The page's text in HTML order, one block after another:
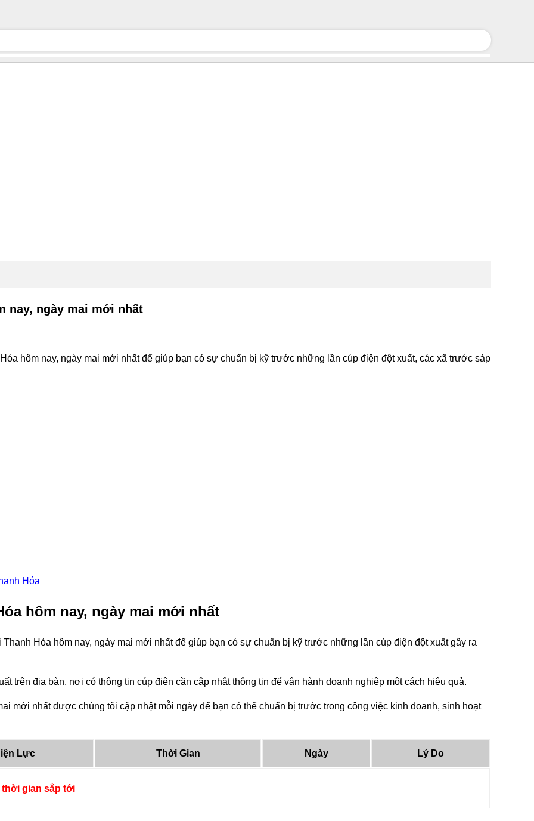
nay, ngày mai mới nhất
hôm nay, ngày mai mới nhất để giúp bạn có sự chuẩn bị kỹ trước những lần cúp điện đột xuất, các xã trước sáp
Hóa
hôm nay, ngày mai mới nhất
Hóa hôm nay, ngày mai mới nhất để giúp bạn có sự chuẩn bị kỹ trước những lần cúp điện đột xuất gây ra
trên địa bàn, nơi có thông tin cúp điện cần cập nhật thông tin để vận hành doanh nghiệp một cách hiệu quả.
mới nhất được chúng tôi cập nhật mỗi ngày để bạn có thể chuẩn bị trước trong công việc kinh doanh, sinh hoạt
Lực Thời Gian Ngày Lý Do
gian sắp tới